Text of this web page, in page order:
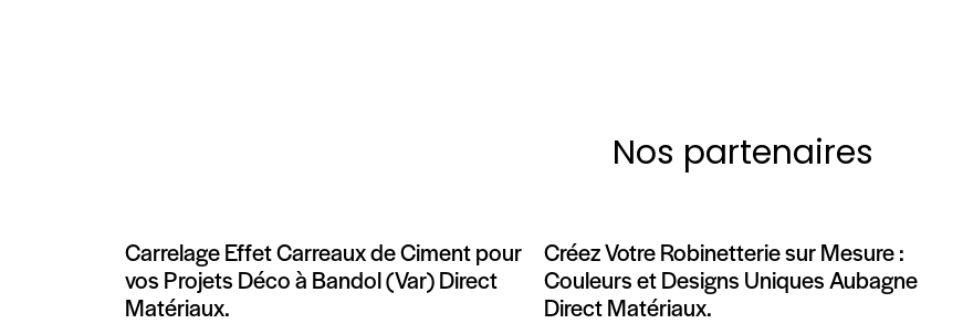
Nos partenaires
Carrelage Effet Carreaux de Ciment pour
vos Projets Déco à Bandol (Var) Direct
Matériaux.
Créez Votre Robinetterie sur Mesure :
Couleurs et Designs Uniques Aubagne
Direct Matériaux.